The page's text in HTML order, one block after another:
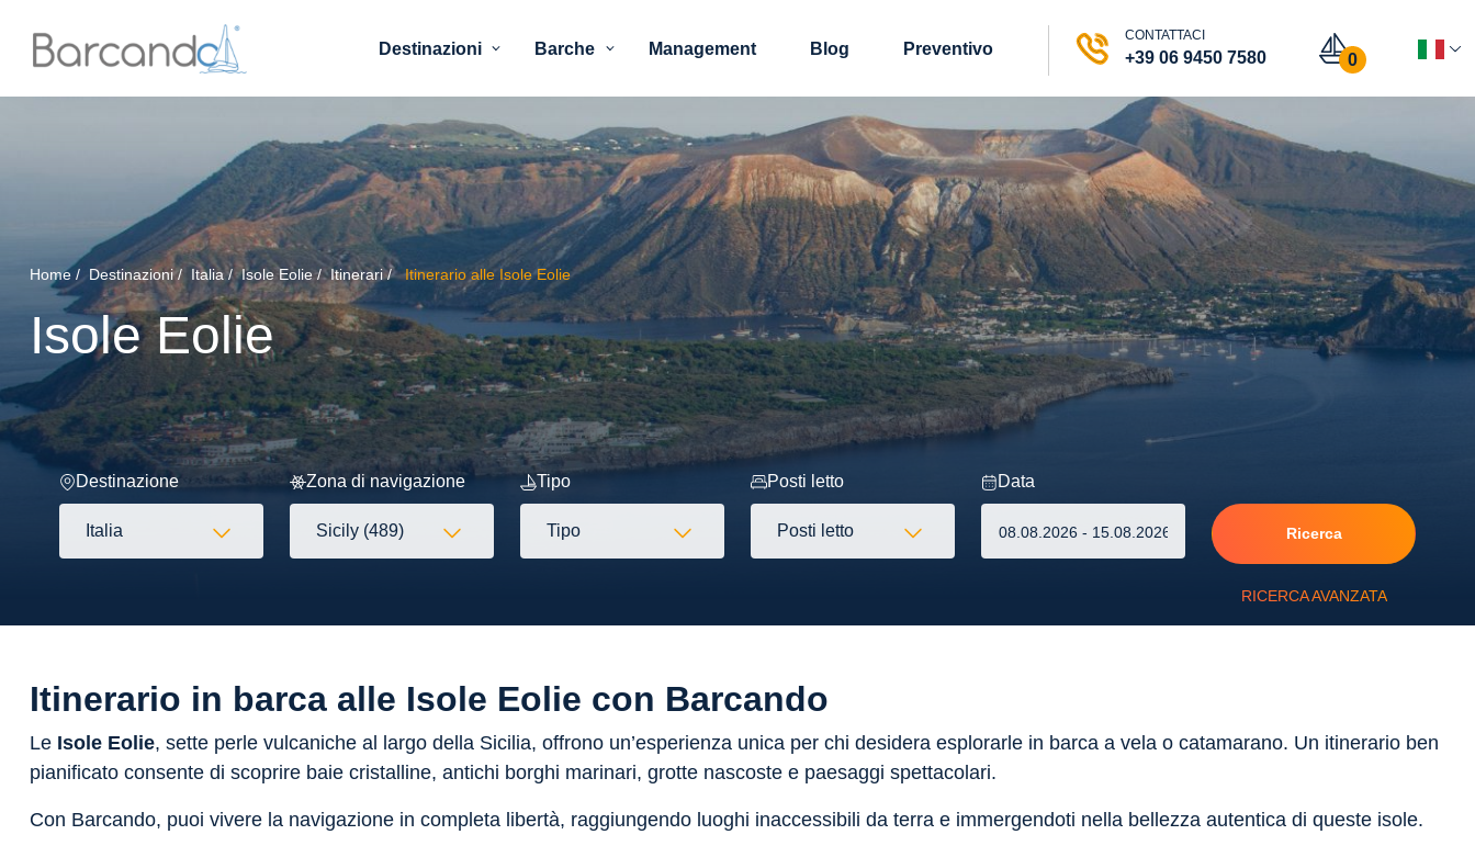
Destinazioni Barche Management Blog Preventivo
CONTATTACI
+39 06 9450 7580 0
Home Destinazioni Italia Isole Eolie Itinerari Itinerario alle Isole Eolie
Isole Eolie
Destinazione
Italia
Zona di navigazione
Sicily (489)
Tipo
Tipo
Posti letto
Posti letto
Data
Ricerca
RICERCA AVANZATA
Flessibilità
Itinerario in barca alle Isole Eolie con Barcando
Le Isole Eolie, sette perle vulcaniche al largo della Sicilia, offrono un’esperienza unica per chi desidera esplorarle in barca a vela o catamarano. Un itinerario ben
pianificato consente di scoprire baie cristalline, antichi borghi marinari, grotte nascoste e paesaggi spettacolari.
Con Barcando, puoi vivere la navigazione in completa libertà, raggiungendo luoghi inaccessibili da terra e immergendoti nella bellezza autentica di queste isole.